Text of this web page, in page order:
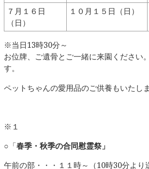
７月１６日
（日）
１０月１５日（日）
※当日13時30分～
お位牌、ご遺骨とご一緒に来園ください
す。
ペットちゃんの愛用品のご供養もいたしま
※１
○「春季・秋季の合同慰霊祭」
午前の部・・・１１時～（10時30分より